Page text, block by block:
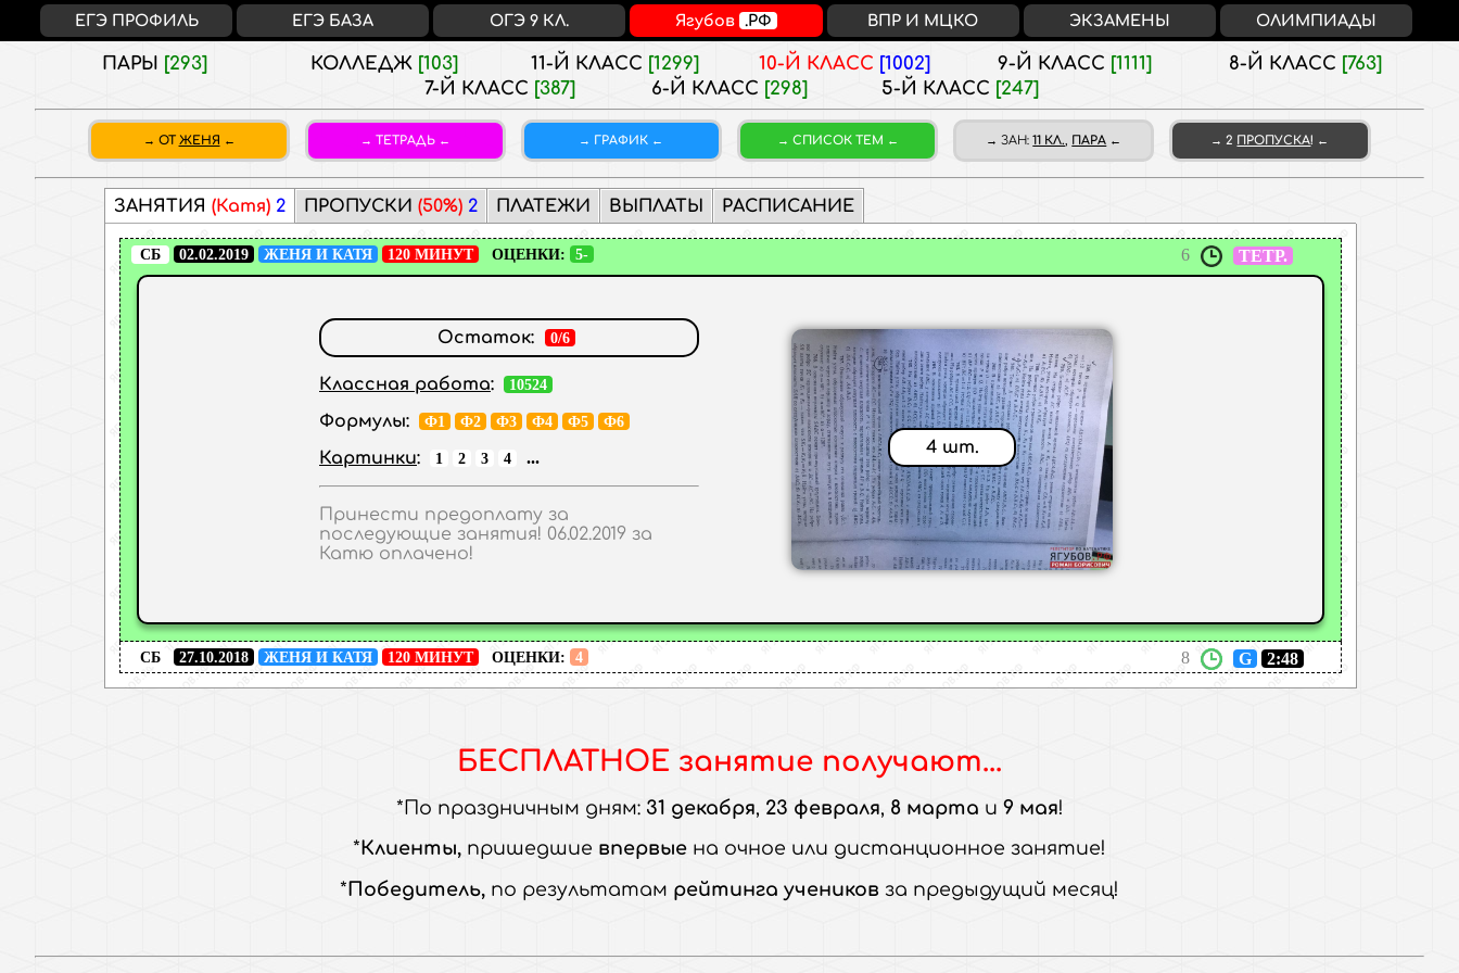
ПАРЫ [293] КОЛЛЕДЖ [103] 11-Й КЛАСС [1299] 10-Й КЛАСС [1002] 9-Й КЛАСС [1111] 8-Й КЛАСС [763]
7-Й КЛАСС [387] 6-Й КЛАСС [298] 5-Й КЛАСС [247]
ОТЖЕНЯ ТЕТРАДЬ ГРАФИК СПИСОК ТЕМ ЗАН:11 КЛ., ПАРА 2 ПРОПУСКА!
ЗАНЯТИЯ (Катя) 2 ПРОПУСКИ (50%) 2 ПЛАТЕЖИ ВЫПЛАТЫ РАСПИСАНИЕ
6 ТЕТР.
СБ 02.02.2019 ЖЕНЯ И КАТЯ 120 МИНУТ ОЦЕНКИ: 5-
Остаток: 0/6
Классная работа: 10524
Формулы: Ф1 Ф2 Ф3 Ф4 Ф5 Ф6
Картинки: 1 2 3 4 ...
Принести предоплату за
последующие занятия! 06.02.2019 за
Катю оплачено!
4 шт.
8 G 2:48
СБ 27.10.2018 ЖЕНЯ И КАТЯ 120 МИНУТ ОЦЕНКИ: 4
БЕСПЛАТНОЕ занятие получают...
По праздничным дням: 31 декабря, 23 февраля, 8 марта и 9 мая
Клиенты, пришедшие впервые на очное или дистанционное занятие
Победитель, по результатам рейтинга учеников за предыдущий месяц
ЕГЭ ПРОФИЛЬ ЕГЭ БАЗА ОГЭ 9 КЛ. Ягубов .РФ ВПР И МЦКО ЭКЗАМЕНЫ ОЛИМПИАДЫ